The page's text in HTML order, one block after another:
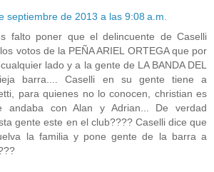
septiembre de 2013 a las 9:08 a.m.
falto poner que el delincuente de Caselli
votos de la PEÑA ARIEL ORTEGA que por
lado y a la gente de LA BANDA DEL
barra.... Caselli en su gente tiene a
para quienes no lo conocen, christian es
andaba con Alan y Adrian... De verdad
gente este en el club???? Caselli dice que
la familia y pone gente de la barra a